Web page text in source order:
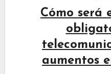
Cómo será
aumentos